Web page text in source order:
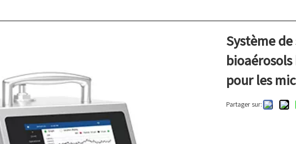
Système
pour les
Partager sur: